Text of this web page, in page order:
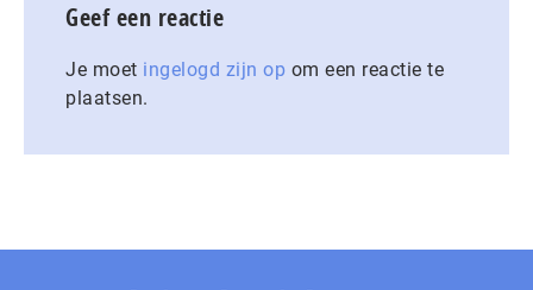
Geef een reactie
Je moet ingelogd zijn op om een reactie te
plaatsen.